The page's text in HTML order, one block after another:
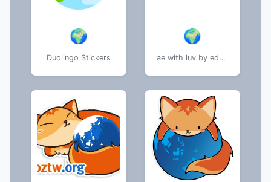
🌍
Duolingo Stickers
🌍
ae with luv by edelbaum_tg